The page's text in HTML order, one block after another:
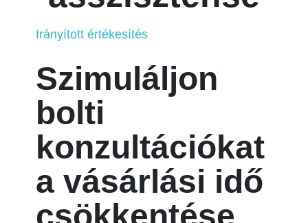
Irányított értékesítés
Szimuláljon
bolti
konzultációkat
a vásárlási idő